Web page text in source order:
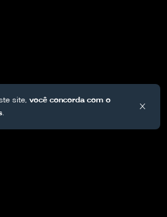
site,você concorda com o
.
X